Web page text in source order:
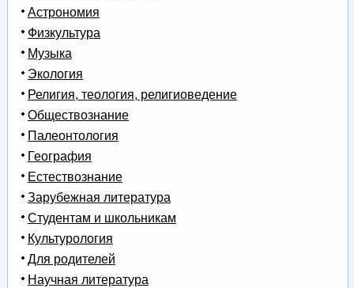
Астрономия
Физкультура
Музыка
Экология
Религия, теология, религиоведение
Обществознание
Палеонтология
География
Естествознание
Зарубежная литература
Студентам и школьникам
Культурология
Для родителей
Научная литература